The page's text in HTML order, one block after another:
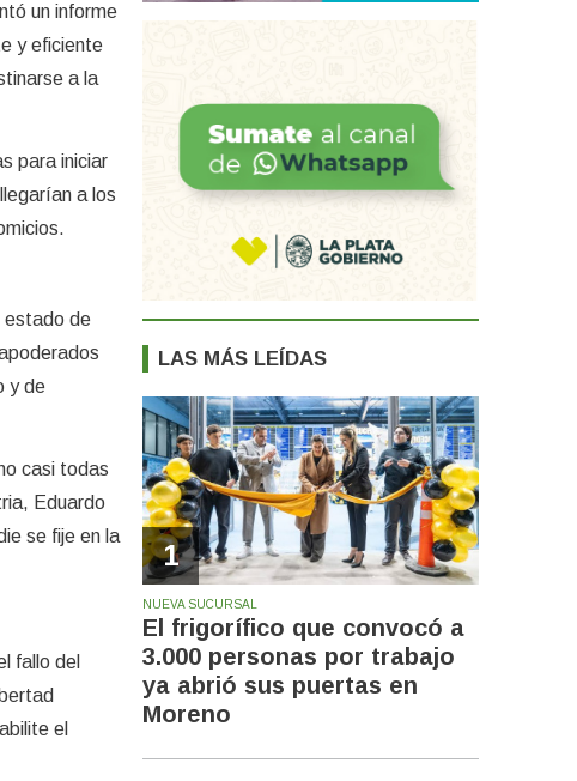
un informe
y eficiente
a la
para iniciar
a los
estado de
y de
casi todas
Eduardo
se fije en la
fallo del
el
LAS MÁS LEÍDAS
1
NUEVA SUCURSAL
El frigorífico que convocó a
3.000 personas por trabajo
ya abrió sus puertas en
Moreno